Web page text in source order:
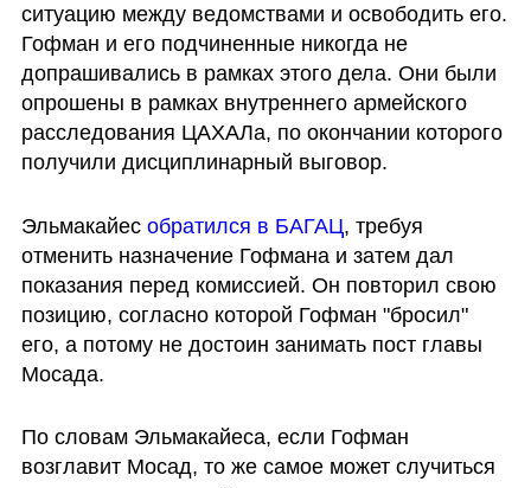
ситуацию между ведомствами и освободить его.
Гофман и его подчиненные никогда не
допрашивались в рамках этого дела. Они были
опрошены в рамках внутреннего армейского
расследования ЦАХАЛа, по окончании которого
получили дисциплинарный выговор.
Эльмакайес обратился в БАГАЦ, требуя
отменить назначение Гофмана и затем дал
показания перед комиссией. Он повторил свою
позицию, согласно которой Гофман "бросил"
его, а потому не достоин занимать пост главы
Мосада.
По словам Эльмакайеса, если Гофман
возглавит Мосад, то же самое может случиться